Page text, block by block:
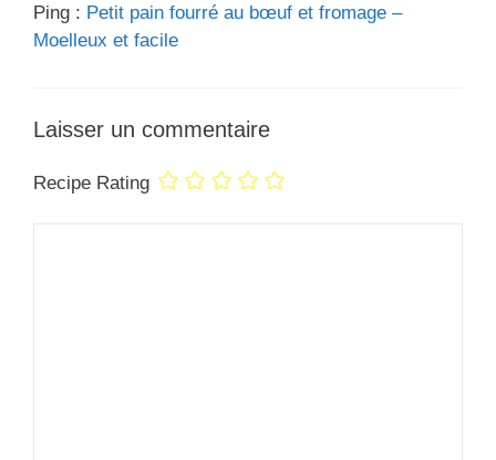
Ping : Petit pain fourré au bœuf et fromage –
Moelleux et facile
Laisser un commentaire
Recipe Rating